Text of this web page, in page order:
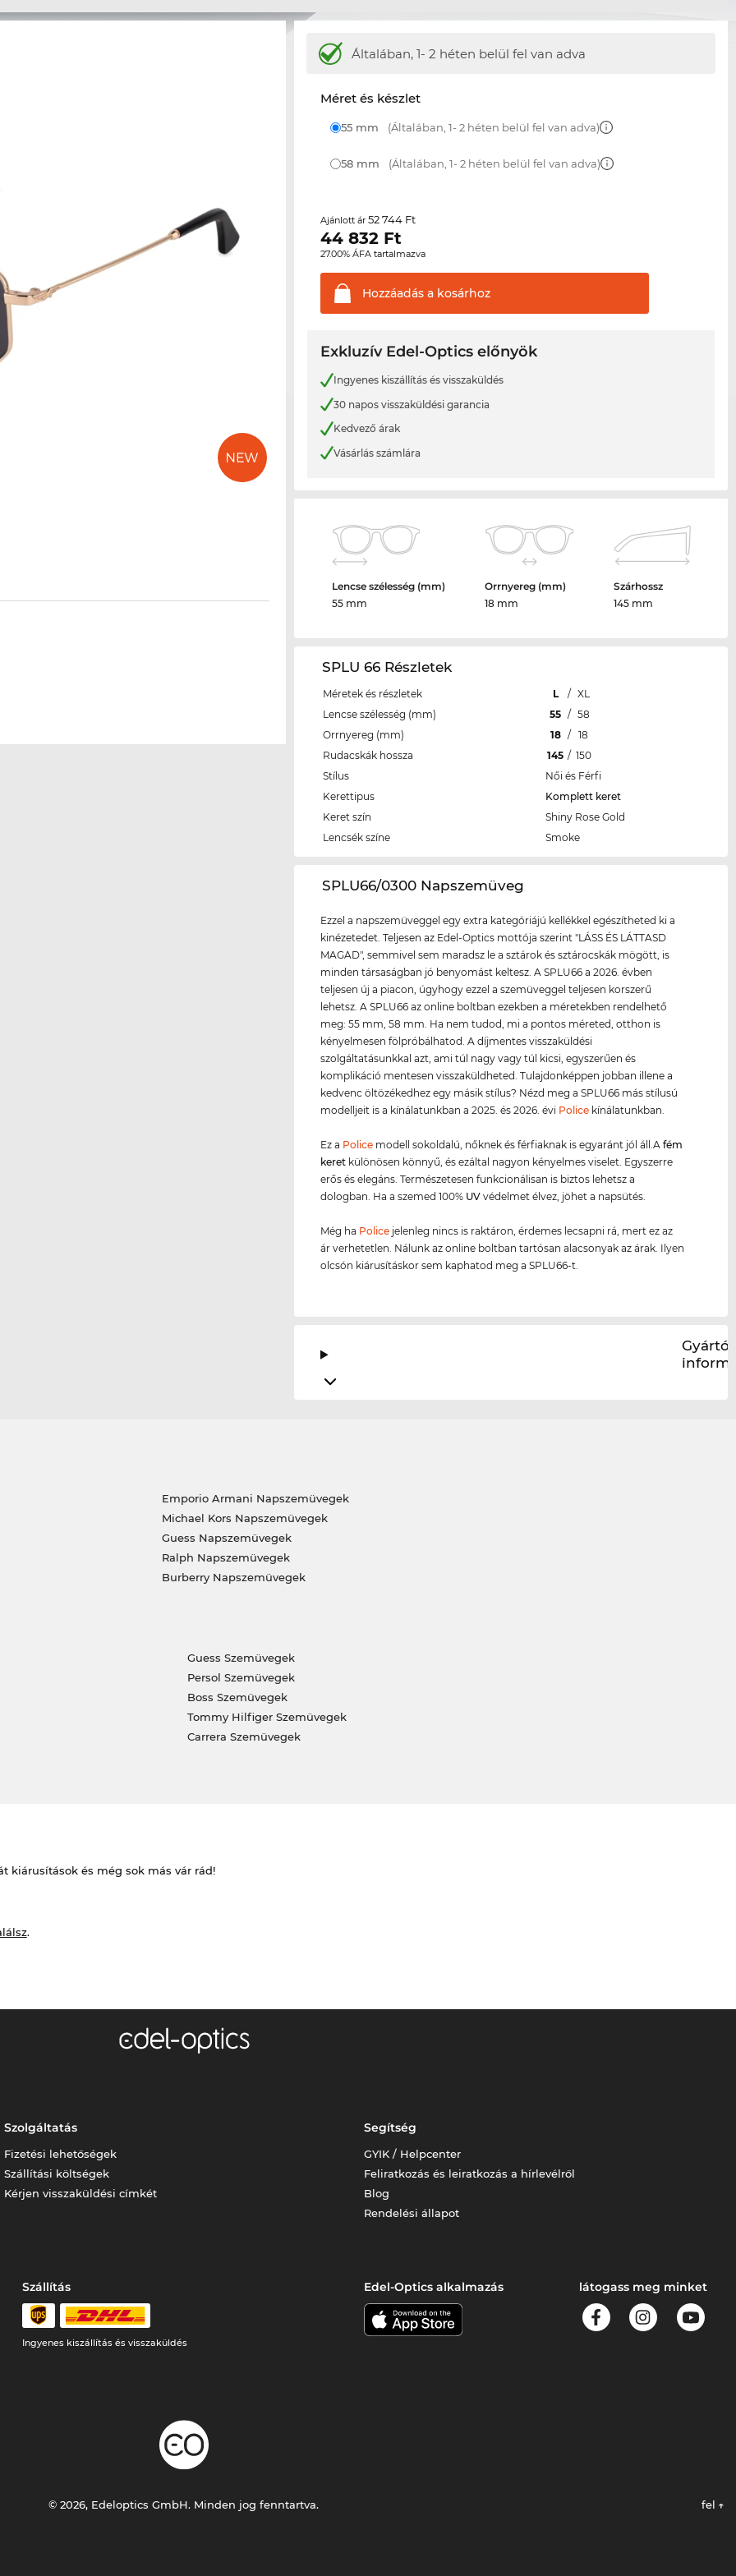
Általában, 1- 2 héten belül fel van adva
Méret és készlet
55 mm (Általában, 1- 2 héten belül fel van adva)
58 mm (Általában, 1- 2 héten belül fel van adva)
Ajánlott ár52 744 Ft
44 832 Ft
27.00% ÁFA tartalmazva
Hozzáadás a kosárhoz
Exkluzív Edel-Optics előnyök
Ingyenes kiszállítás és visszaküldés
30 napos visszaküldési garancia
Kedvező árak
Vásárlás számlára
Lencse szélesség (mm)
55 mm
Orrnyereg (mm)
18 mm
Szárhossz
145 mm
SPLU 66 Részletek
Méretek és részletek L / XL
Lencse szélesség (mm)
55 / 58
Orrnyereg (mm)
18 /
18
Rudacskák hossza
145 / 150
Stílus
Női és Férfi
Kerettipus
Komplett keret
Keret szín
Shiny Rose Gold
Lencsék színe
Smoke
‌SPLU66/0300 Napszemüveg
Ezzel a napszemüveggel egy extra kategóriájú kellékkel egészítheted ki a
kinézetedet. Teljesen az Edel-Optics mottója szerint "LÁSS ÉS LÁTTASD
MAGAD", semmivel sem maradsz le a sztárok és sztárocskák mögött, is
minden társaságban jó benyomást keltesz. A SPLU66 a 2026. évben
teljesen új a piacon, úgyhogy ezzel a szemüveggel teljesen korszerű
lehetsz. A SPLU66 az online boltban ezekben a méretekben rendelhető
meg: 55 mm, 58 mm. Ha nem tudod, mi a pontos méreted, otthon is
kényelmesen fölpróbálhatod. A díjmentes visszaküldési
szolgáltatásunkkal azt, ami túl nagy vagy túl kicsi, egyszerűen és
komplikáció mentesen visszaküldheted. Tulajdonképpen jobban illene a
kedvenc öltözékedhez egy másik stílus? Nézd meg a SPLU66 más stílusú
modelljeit is a kínálatunkban a 2025. és 2026. évi Police kínálatunkban.
Ez a Police modell sokoldalú, nőknek és férfiaknak is egyaránt jól áll.Afém
keret különösen könnyű, és ezáltal nagyon kényelmes viselet. Egyszerre
erős és elegáns. Természetesen funkcionálisan is biztos lehetsz a
dologban. Ha a szemed 100% UV védelmet élvez, jöhet a napsütés.
Még ha Police jelenleg nincs is raktáron, érdemes lecsapni rá, mert ez az
ár verhetetlen. Nálunk az online boltban tartósan alacsonyak az árak. Ilyen
olcsón kiárusításkor sem kaphatod meg a SPLU66-t.
Gyártói
Emporio Armani Napszemüvegek
Michael Kors Napszemüvegek
Guess Napszemüvegek
Ralph Napszemüvegek
Burberry Napszemüvegek
Guess Szemüvegek
Persol Szemüvegek
Boss Szemüvegek
Tommy Hilfiger Szemüvegek
Carrera Szemüvegek
kiárusítások és még sok más vár rád!
.
Szolgáltatás
Fizetési lehetőségek
Szállítási költségek
Kérjen visszaküldési címkét
Segítség
GYIK / Helpcenter
Feliratkozás és leiratkozás a hírlevélről
Blog
Rendelési állapot
Szállítás
Ingyenes kiszállítás és visszaküldés
Edel-Optics alkalmazás látogass meg minket
© 2026, Edeloptics GmbH. Minden jog fenntartva. fel